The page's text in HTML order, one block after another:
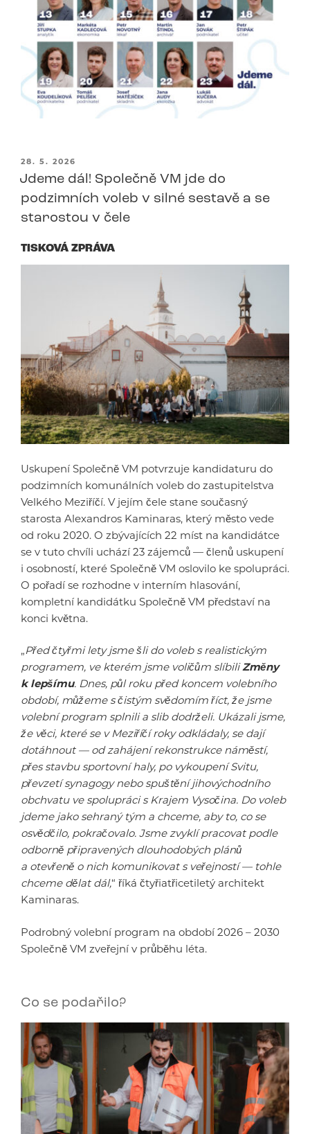
PUBLIKOVÁNO
28. 5. 2026
Jdeme dál! Společně VM jde do
podzimních voleb v silné sestavě a se
starostou v čele
TISKOVÁ ZPRÁVA
Uskupení Společně VM potvrzuje kandidaturu do
podzimních komunálních voleb do zastupitelstva
Velkého Meziříčí. V jejím čele stane současný
starosta Alexandros Kaminaras, který město vede
od roku 2020. O zbývajících 22 míst na kandidátce
se v tuto chvíli uchází 23 zájemců — členů uskupení
i osobností, které Společně VM oslovilo ke spolupráci.
O pořadí se rozhodne v interním hlasování,
kompletní kandidátku Společně VM představí na
konci května.
„Před čtyřmi lety jsme šli do voleb s realistickým
programem, ve kterém jsme voličům slíbiliZměny
k lepšímu. Dnes, půl roku před koncem volebního
období, můžeme s čistým svědomím říct, že jsme
volební program splnili a slib dodrželi. Ukázali jsme,
že věci, které se v Meziříčí roky odkládaly, se dají
dotáhnout — od zahájení rekonstrukce náměstí,
přes stavbu sportovní haly, po vykoupení Svitu,
převzetí synagogy nebo spuštění jihovýchodního
obchvatu ve spolupráci s Krajem Vysočina. Do voleb
jdeme jako sehraný tým a chceme, aby to, co se
osvědčilo, pokračovalo. Jsme zvyklí pracovat podle
odborně připravených dlouhodobých plánů
a otevřeně o nich komunikovat s veřejností — tohle
chceme dělat dál,“ říká čtyřiatřicetiletý architekt
Kaminaras.
Podrobný volební program na období 2026 – 2030
Společně VM zveřejní v průběhu léta.
Co se podařilo?